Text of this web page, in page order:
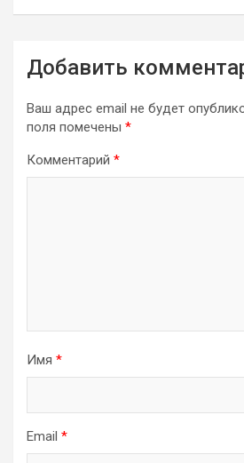
Добавить
Ваш адрес email не будет
поля помечены *
Комментарий *
Имя *
Email *